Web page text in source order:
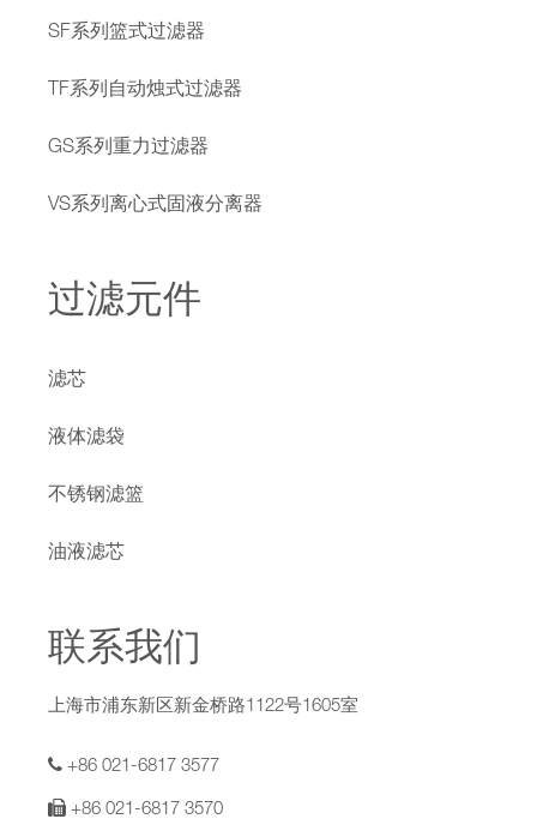
SF系列篮式过滤器
TF系列自动烛式过滤器
GS系列重力过滤器
VS系列离心式固液分离器
过滤元件
滤芯
液体滤袋
不锈钢滤篮
油液滤芯
联系我们
上海市浦东新区新金桥路1122号1605室
+86 021-6817 3577
+86 021-6817 3570